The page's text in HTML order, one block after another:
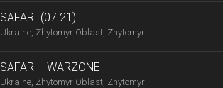
SAFARI (07.21)
Ukraine, Zhytomyr Oblast, Zhytomyr
SAFARI - WARZONE
Ukraine, Zhytomyr Oblast, Zhytomyr